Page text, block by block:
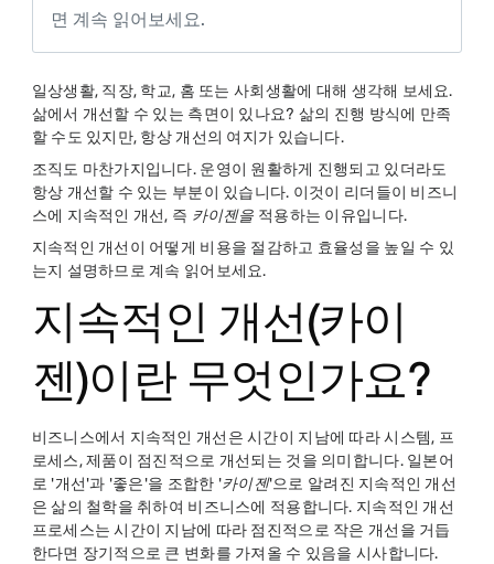
면 계속 읽어보세요.
일상생활, 직장, 학교, 홈 또는 사회생활에 대해 생각해 보세요.
삶에서 개선할 수 있는 측면이 있나요? 삶의 진행 방식에 만족
할 수도 있지만, 항상 개선의 여지가 있습니다.
조직도 마찬가지입니다. 운영이 원활하게 진행되고 있더라도
항상 개선할 수 있는 부분이 있습니다. 이것이 리더들이 비즈니
스에 지속적인 개선, 즉 카이젠을 적용하는 이유입니다.
지속적인 개선이 어떻게 비용을 절감하고 효율성을 높일 수 있
는지 설명하므로 계속 읽어보세요.
지속적인 개선(카이
젠)이란 무엇인가요?
비즈니스에서 지속적인 개선은 시간이 지남에 따라 시스템, 프
로세스, 제품이 점진적으로 개선되는 것을 의미합니다. 일본어
로 '개선'과 '좋은'을 조합한 '카이젠'으로 알려진 지속적인 개선
은 삶의 철학을 취하여 비즈니스에 적용합니다. 지속적인 개선
프로세스는 시간이 지남에 따라 점진적으로 작은 개선을 거듭
한다면 장기적으로 큰 변화를 가져올 수 있음을 시사합니다.